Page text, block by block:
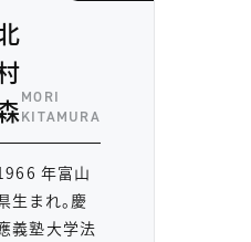
MORI
KITAMURA
年富山
生まれ。慶
義塾大学法